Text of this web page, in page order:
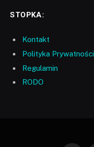
STOPKA:
Kontakt
Polityka Prywatności
Regulamin
RODO